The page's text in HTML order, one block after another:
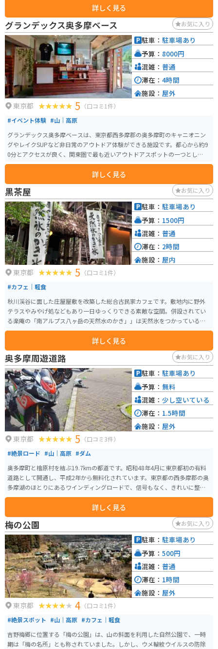
訪れた人の定番。天気が良ければ東京とは思えない絶景が広がります。周辺
道路は走りやすいものの、木漏れ日や落ち葉、砂で見づらい箇所もあり速度
の出しすぎは禁物。夏は涼しい一方、春・秋・冬は冷え込むためウインドブ
レーカーが必須。ツーリングにも観光にも最適な自然スポットです。 【とち
の実売店】 標高1,043mにある東京でお空に一番近いレストランです。東京都
民の森の中にあります。 売店の営業時間は8:30〜17:30（冬季は16:30） レス
トランの営業時間は10:00〜16:00（冬季は15:30） 冬季はレストランは土日
祝のみ営業で、定休日は月曜日（都民の森に準ずる）となっています。 最新
情報は公式HPをご確認ください。
詳しく見る
グランデックス奥多摩ベース お気に入り
東京都 5 （口コミ1件）
#イベント体験 #山｜高原
グランデックス奥多摩ベースは、東京都西多摩郡の奥多摩町のキャニオニン
グやレイクSUPなど非日常のアウトドア体験ができる施設です。都心から約9
0分とアクセスが良く、関東圏で最も近いアウトドアスポットの一つとして知
られています。ツアーガイドさんと行くので、安心です。家族、友達、恋人、
方が良いです。多摩川を見下ろす絶好のロケーションで、自然を満喫しなが
ら体を動かしたいライダーにはおすすめのスポットです。夏場は特に人気が
高く、涼を求める観光客で賑わいます。
詳しく見る
駐車： 駐車場あり
予算： 8000円
混雑： 普通
滞在： 4時間
施設： 屋外
黒茶屋 お気に入り
東京都 5 （口コミ1件）
#カフェ｜軽食
秋川渓谷に面した庄屋屋敷を改築した総合古民家カフェです。敷地内に野外
テラスやみやげ処などもあり一日ゆっくりできる素敵な空間。併設されてい
る楽庵の「南アルプス八ヶ岳の天然水のかき」」は天然氷をつかっているだ
けあり絶品です！都内からのアクセスも良いのでお勧めできる観光スポッ
詳しく見る
駐車： 駐車場あり
予算： 1500円
混雑： 普通
滞在： 2時間
施設： 屋内
奥多摩周遊道路 お気に入り
東京都 5 （口コミ3件）
#絶景ロード #山｜高原 #ダム
奥多摩町と檜原村を結ぶ19.7kmの都道です。昭和48年4月に東京都初の有料
道路として開通し、平成2年から無料化されています。東京都の西多摩郡の奥
多摩湖のほとりにあるワインディングロードで、信号もなく、きれいに整備
された路面は多くのライダーを魅了し続けており、週末には多くのライダー
がマシンとの対話をしに走りに来ています。 ワインディングロードだけでな
く、途中の『都民の森』ではソフトクリームや軽食が食べられるので休憩に
も最適です。そこに集まる多くのバイクたちを眺めるのも楽しいです。近年
は、東京国体や地元自治体の自転車レースにも使用されたことから、自転車
コースとしての人気も高まっています。
詳しく見る
駐車： 駐車場あり
予算： 無料
混雑： 少し空いている
滞在： 1.5時間
施設： 屋外
梅の公園 お気に入り
東京都 4 （口コミ1件）
#絶景スポット #山｜高原 #カフェ｜軽食
吉野梅郷に位置する「梅の公園」は、山の斜面を利用した自然公園で、一時
期は「梅の名所」とも称されていました。しかし、ウメ輪紋ウイルスの防除
駐車： 駐車場あり
予算： 500円
混雑： 普通
滞在： 1時間
施設： 屋外